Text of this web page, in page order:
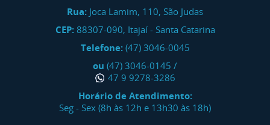
Rua: Joca Lamim, 110, São Judas
CEP: 88307-090, Itajaí- Santa Catarina
Telefone: (47) 3046-0045
ou (47) 3046-0145 /
47 9 9278-3286
Horário de Atendimento:
Seg - Sex (8h às 12h e 13h30 às 18h)